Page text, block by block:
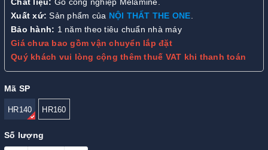
Chất liệu: Gỗ công nghiệp Melamine.
Xuất xứ:Sản phẩm của NỘI THẤT THE ONE.
Bảo hành: 1 năm theo tiêu chuẩn nhà máy
Giá chưa bao gồm vận chuyển lắp đặt
Quý khách vui lòng cộng thêm thuế VAT khi thanh toán
Mã SP
HR140 HR160
Số lượng